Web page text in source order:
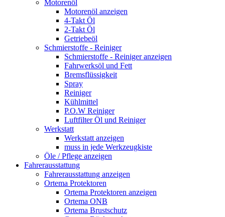
Motorenöl
Motorenöl anzeigen
4-Takt Öl
2-Takt Öl
Getriebeöl
Schmierstoffe - Reiniger
Schmierstoffe - Reiniger anzeigen
Fahrwerksöl und Fett
Bremsflüssigkeit
Spray
Reiniger
Kühlmittel
P.O.W Reiniger
Luftfilter Öl und Reiniger
Werkstatt
Werkstatt anzeigen
muss in jede Werkzeugkiste
Öle / Pflege anzeigen
Fahrerausstattung
Fahrerausstattung anzeigen
Ortema Protektoren
Ortema Protektoren anzeigen
Ortema ONB
Ortema Brustschutz